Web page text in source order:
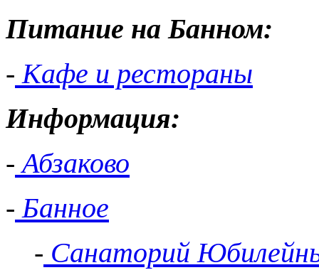
Питание на Банном:
- Кафе и рестораны
Информация:
- Абзаково
- Банное
- Санаторий